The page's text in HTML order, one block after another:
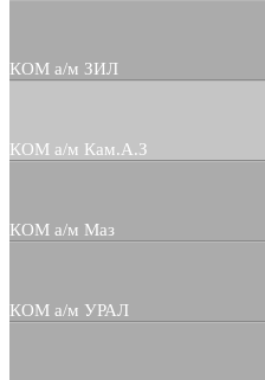
КОМ а/м ЗИЛ
КОМ а/м Кам.А.З
КОМ а/м Маз
КОМ а/м УРАЛ